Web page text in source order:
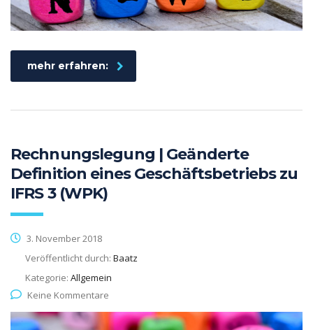
mehr erfahren:
Rechnungslegung | Geänderte
Definition eines Geschäftsbetriebs zu
IFRS 3 (WPK)
3. November 2018
Veröffentlicht durch: Baatz
Kategorie: Allgemein
Keine Kommentare